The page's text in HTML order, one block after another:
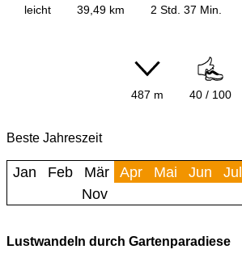
leicht 39,49 km 2 Std. 37 Min.
487 m 40 / 100
Beste Jahreszeit
Jan Feb Mär Apr Mai Jun Jul
Nov
Lustwandeln durch Gartenparadiese